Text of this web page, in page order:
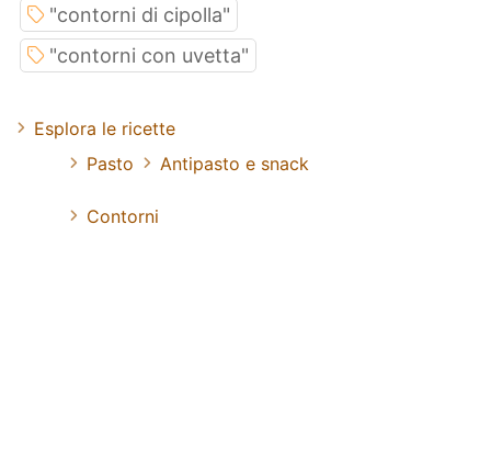
"contorni di cipolla"
"contorni con uvetta"
Esplora le ricette
Pasto
Antipasto e snack
Contorni